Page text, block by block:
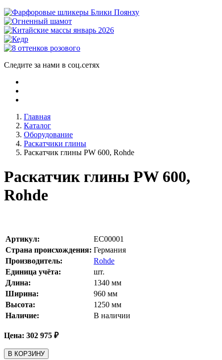
Следите за нами в соц.сетях
Главная
Каталог
Оборудование
Раскатчики глины
Раскатчик глины PW 600, Rohde
Раскатчик глины PW 600,
Rohde
Артикул:
EC00001
Страна происхождения: Германия
Производитель:
Rohde
Единица учёта:
шт.
Длина:
1340 мм
Ширина:
960 мм
Высота:
1250 мм
Наличие:
В наличии
Цена: 302 975 ₽
В КОРЗИНУ